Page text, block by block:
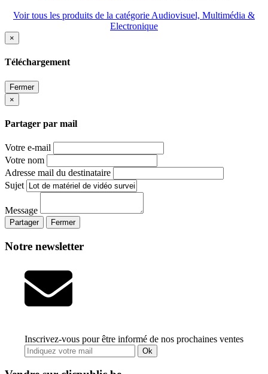
Voir tous les produits de la catégorie Audiovisuel, Multimédia &
Electronique
×
Téléchargement
Fermer
×
Partager par mail
Votre e-mail
Votre nom
Adresse mail du destinataire
Sujet
Message
Partager Fermer
Notre newsletter
Inscrivez-vous pour être informé de nos prochaines ventes
Ok